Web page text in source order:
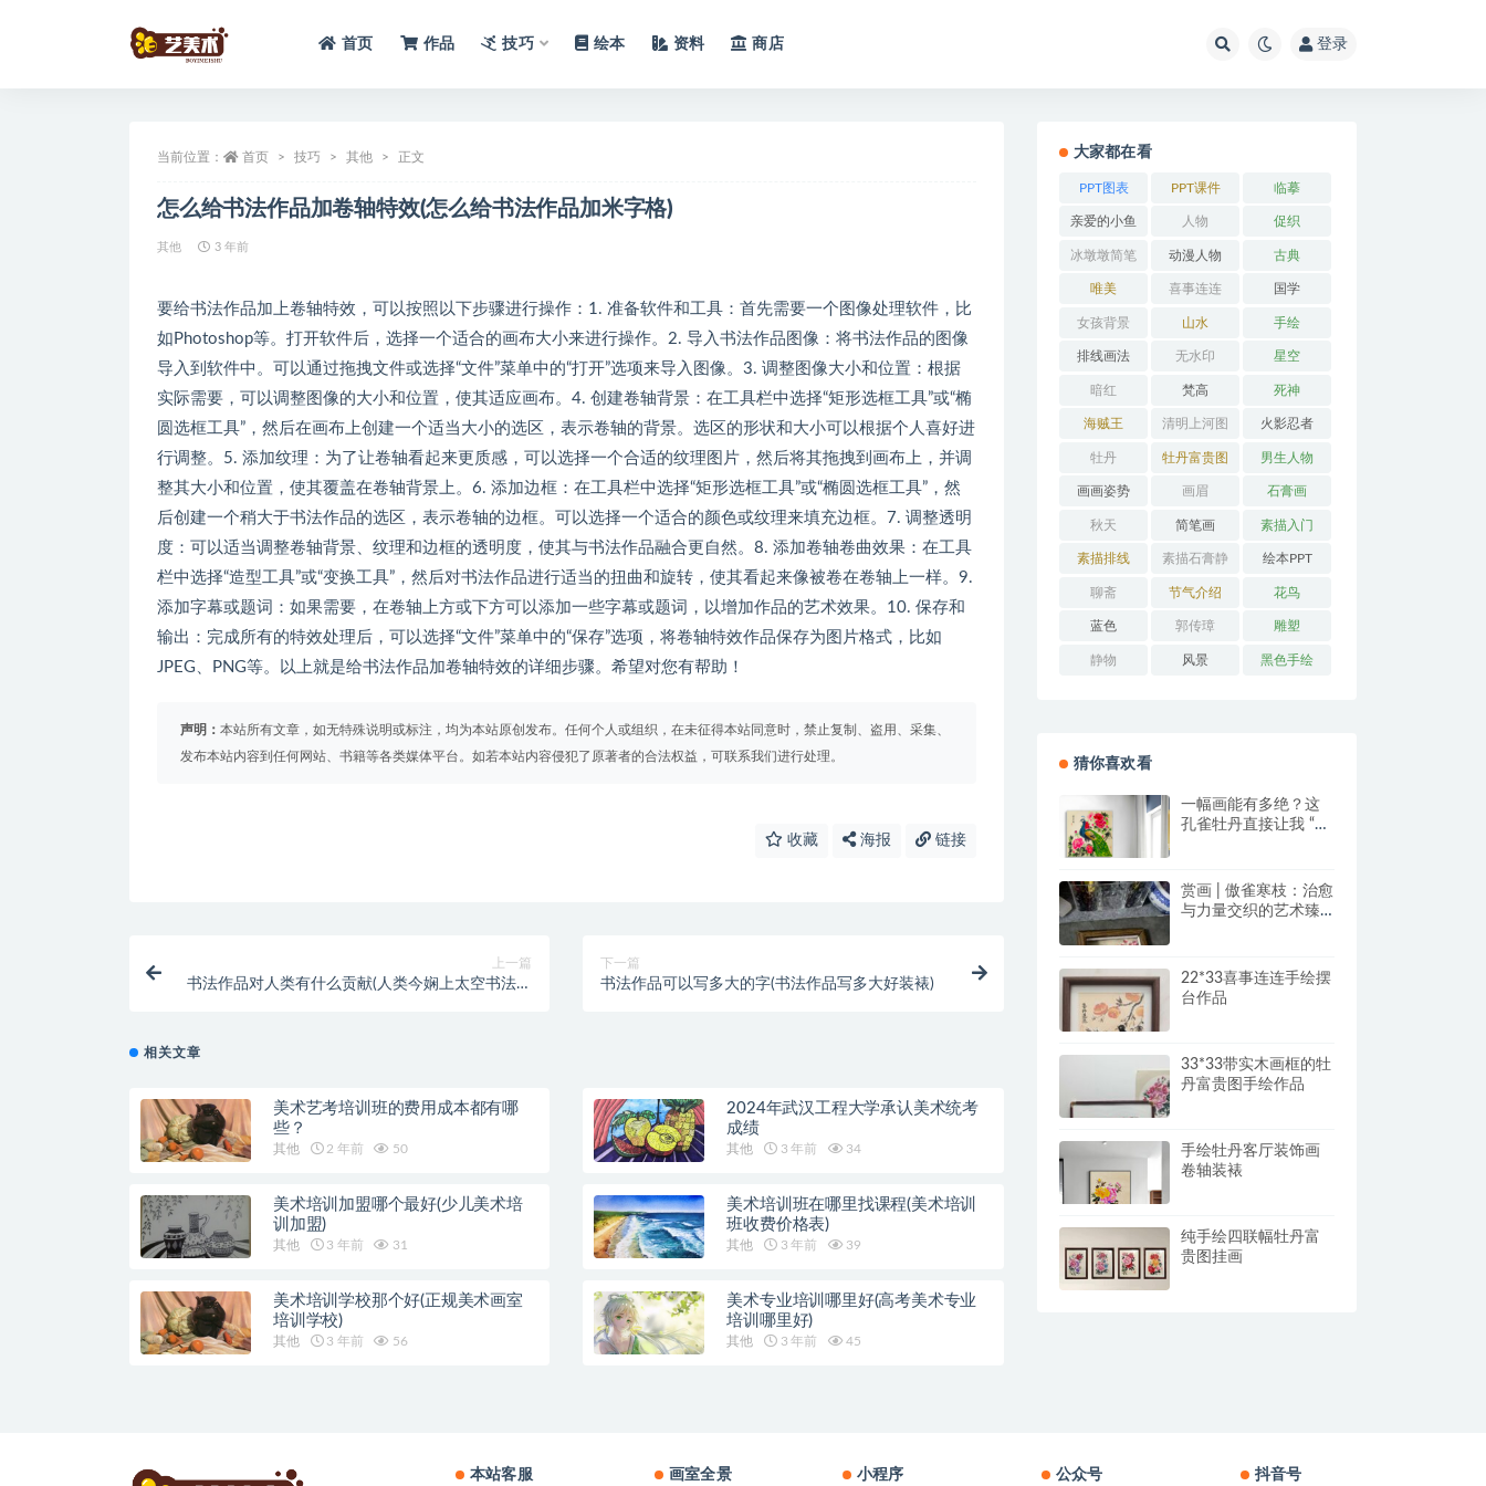
首页 作品 技巧 绘本 资料 商店 登录
当前位置： 首页 技巧 其他 正文
怎么给书法作品加卷轴特效(怎么给书法作品加米字格)
其他 3 年前
要给书法作品加上卷轴特效，可以按照以下步骤进行操作：1. 准备软件和工具：首先需要一个图像处理软件，比
如Photoshop等。打开软件后，选择一个适合的画布大小来进行操作。2. 导入书法作品图像：将书法作品的图像
导入到软件中。可以通过拖拽文件或选择“文件”菜单中的“打开”选项来导入图像。3. 调整图像大小和位置：根据
实际需要，可以调整图像的大小和位置，使其适应画布。4. 创建卷轴背景：在工具栏中选择“矩形选框工具”或“椭
圆选框工具”，然后在画布上创建一个适当大小的选区，表示卷轴的背景。选区的形状和大小可以根据个人喜好进
行调整。5. 添加纹理：为了让卷轴看起来更质感，可以选择一个合适的纹理图片，然后将其拖拽到画布上，并调
整其大小和位置，使其覆盖在卷轴背景上。6. 添加边框：在工具栏中选择“矩形选框工具”或“椭圆选框工具”，然
后创建一个稍大于书法作品的选区，表示卷轴的边框。可以选择一个适合的颜色或纹理来填充边框。7. 调整透明
度：可以适当调整卷轴背景、纹理和边框的透明度，使其与书法作品融合更自然。8. 添加卷轴卷曲效果：在工具
栏中选择“造型工具”或“变换工具”，然后对书法作品进行适当的扭曲和旋转，使其看起来像被卷在卷轴上一样。9.
添加字幕或题词：如果需要，在卷轴上方或下方可以添加一些字幕或题词，以增加作品的艺术效果。10. 保存和
输出：完成所有的特效处理后，可以选择“文件”菜单中的“保存”选项，将卷轴特效作品保存为图片格式，比如
JPEG、PNG等。以上就是给书法作品加卷轴特效的详细步骤。希望对您有帮助！
声明： 本站所有文章，如无特殊说明或标注，均为本站原创发布。任何个人或组织，在未征得本站同意时，禁止复制、盗用、采集、
发布本站内容到任何网站、书籍等各类媒体平台。如若本站内容侵犯了原著者的合法权益，可联系我们进行处理。
收藏 海报 链接
上一篇
书法作品对人类有什么贡献(人类今娴上太空书法作
下一篇
书法作品可以写多大的字(书法作品写多大好装裱)
相关文章
美术艺考培训班的费用成本都有哪
些？
其他 2 年前 50
2024年武汉工程大学承认美术统考
成绩
其他 3 年前 34
美术培训加盟哪个最好(少儿美术培
训加盟)
其他 3 年前 31
美术培训班在哪里找课程(美术培训
班收费价格表)
其他 3 年前 39
美术培训学校那个好(正规美术画室
培训学校)
其他 3 年前 56
美术专业培训哪里好(高考美术专业
培训哪里好)
其他 3 年前 45
大家都在看
PPT图表 PPT课件 临摹
亲爱的小鱼 人物 促织
冰墩墩简笔
画
动漫人物 古典
唯美 喜事连连 国学
女孩背景 山水 手绘
排线画法 无水印 星空
暗红 梵高 死神
海贼王 清明上河图 火影忍者
牡丹 牡丹富贵图 男生人物
画画姿势 画眉 石膏画
秋天 简笔画 素描入门
素描排线 素描石膏静
物
绘本PPT
聊斋 节气介绍 花鸟
蓝色 郭传璋 雕塑
静物 风景 黑色手绘
猜你喜欢看
一幅画能有多绝？这
孔雀牡丹直接让我 “哇
赏画 | 傲雀寒枝：治愈
与力量交织的艺术臻
22*33喜事连连手绘摆
台作品
33*33带实木画框的牡
丹富贵图手绘作品
手绘牡丹客厅装饰画
卷轴装裱
纯手绘四联幅牡丹富
贵图挂画
本站客服 画室全景 小程序 公众号 抖音号